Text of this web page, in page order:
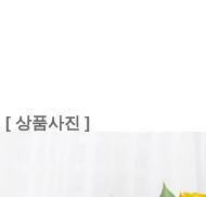
[ 상품사진 ]